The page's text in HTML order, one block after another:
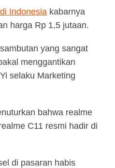
Indonesia kabarnya
harga Rp 1,5 jutaan.
yang sangat
menggantikan
selaku Marketing
bahwa realme
C11 resmi hadir di
di pasaran habis